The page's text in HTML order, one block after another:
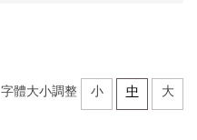
字體大小調整 小 中 大